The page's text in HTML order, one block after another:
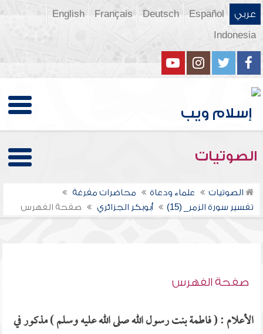
عربي Español
Deutsch
Français
English
Indonesia
الصوتيات
الصوتيات علماء ودعاة
محاضرات مفرغة
تفسير سورة الزمر_ (15)
أبوبكر الجزائري صفحة الفهرس
صفحة الفهرس
الأعلام : ( فاطمة بنت رسول الله صلى الله عليه وسلم ) مذكور في